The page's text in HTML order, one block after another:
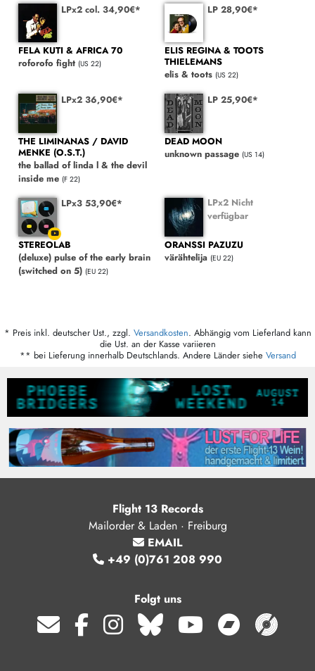
LPx2 col. 34,90€*
FELA KUTI & AFRICA 70
roforofo fight (US 22)
LP 28,90€*
ELIS REGINA & TOOTS
THIELEMANS
elis & toots (US 22)
LPx2 36,90€*
THE LIMINANAS / DAVID
MENKE (O.S.T.)
the ballad of linda l & the devil
inside me (F 22)
LP 25,90€*
DEAD MOON
unknown passage (US 14)
LPx3 53,90€*
STEREOLAB
(deluxe) pulse of the early brain
(switched on 5) (EU 22)
LPx2 Nicht
verfügbar
ORANSSI PAZUZU
värähtelija (EU 22)
* Preis inkl. deutscher Ust., zzgl. Versandkosten. Abhängig vom Lieferland kann
die Ust. an der Kasse variieren
** bei Lieferung innerhalb Deutschlands. Andere Länder siehe Versand
Flight 13 Records
Mailorder & Laden · Freiburg
EMAIL
+49 (0)761 208 990
Folgt uns